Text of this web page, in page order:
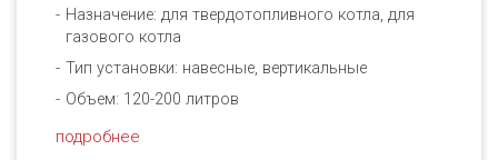
Назначение: для твердотопливного котла, для
газового котла
Тип установки: навесные, вертикальные
Объем: 120-200 литров
подробнее